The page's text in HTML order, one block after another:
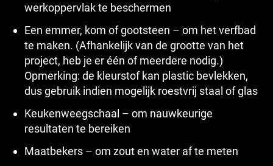
werkoppervlak te beschermen
Een emmer, kom of gootsteen – om het verfbad
te maken. (Afhankelijk van de grootte van het
project, heb je er één of meerdere nodig.)
Opmerking: de kleurstof kan plastic bevlekken,
dus gebruik indien mogelijk roestvrij staal of glas
Keukenweegschaal – om nauwkeurige
resultaten te bereiken
Maatbekers – om zout en water af te meten